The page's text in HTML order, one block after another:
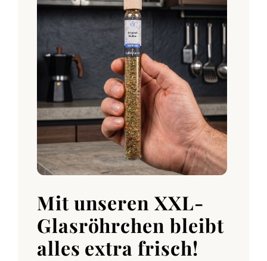
Mit unseren XXL-
Glasröhrchen bleibt
alles extra frisch!